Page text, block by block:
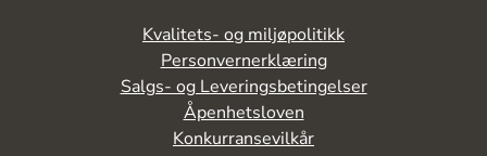
Kvalitets- og miljøpolitikk
Personvernerklæring
Salgs- og Leveringsbetingelser
Åpenhetsloven
Konkurransevilkår